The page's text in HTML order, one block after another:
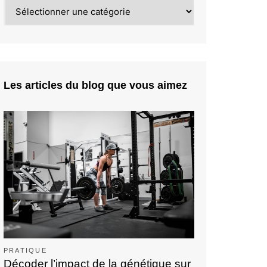
Les articles du blog que vous aimez
PRATIQUE
Décoder l’impact de la génétique sur